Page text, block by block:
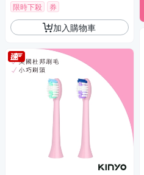
限時下殺 券
加入購物車